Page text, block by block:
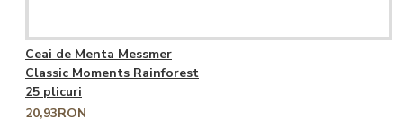
Ceai de Menta Messmer
Classic Moments Rainforest
25 plicuri
20,93RON